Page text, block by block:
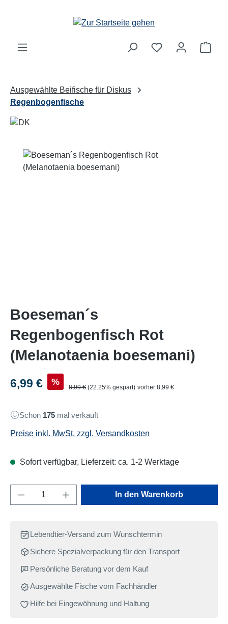
Ausgewählte Beifische für Diskus
Regenbogenfische
Bildergalerie überspringen
Boeseman´s
Regenbogenfisch Rot
(Melanotaenia boesemani)
Verkaufspreis:
6,99 € % Regulärer Preis:
8,99 € (22.25% gespart) vorher 8,99 €
Schon 175 mal verkauft
Preise inkl. MwSt. zzgl. Versandkosten
Sofort verfügbar, Lieferzeit: ca. 1-2 Werktage
Produkt Anzahl: Gib den gewünschten
In den Warenkorb
Lebendtier-Versand zum Wunschtermin
Sichere Spezialverpackung für den Transport
Persönliche Beratung vor dem Kauf
Ausgewählte Fische vom Fachhändler
Hilfe bei Eingewöhnung und Haltung